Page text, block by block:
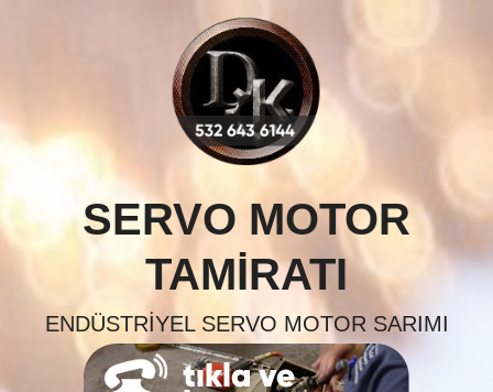
SERVO MOTOR
TAMIRATI
ENDÜSTRIYEL SERVO MOTOR SARIMI